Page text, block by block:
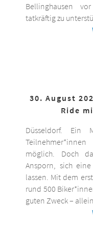
Bellinghausen
tatkräftig zu
30. August
Ride
Düsseldorf. Ein
möglich. Doch
Ansporn, sich
lassen. Mit dem
rund 500
guten Zweck –